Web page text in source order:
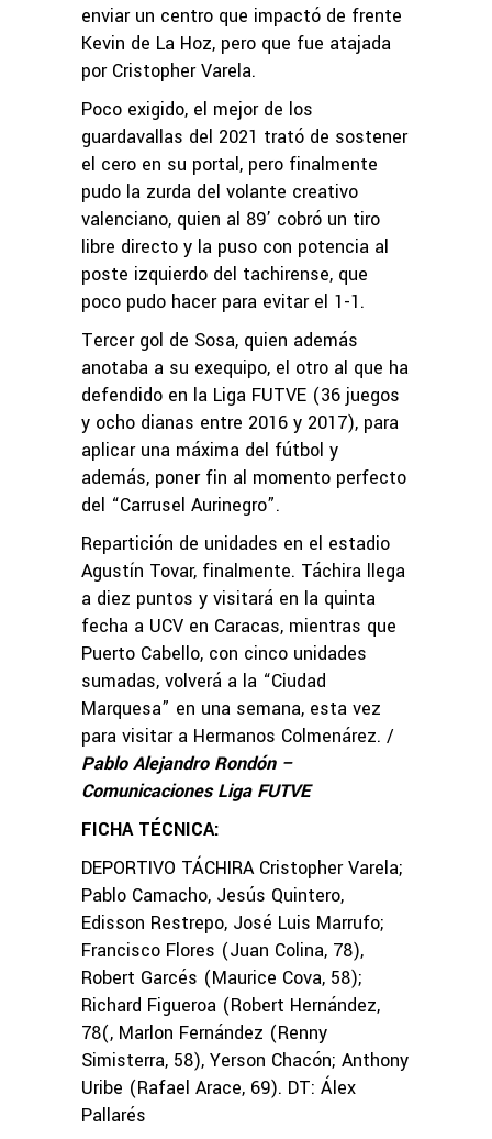
enviar un centro que impactó de frente
Kevin de La Hoz, pero que fue atajada
por Cristopher Varela.
Poco exigido, el mejor de los
guardavallas del 2021 trató de sostener
el cero en su portal, pero finalmente
pudo la zurda del volante creativo
valenciano, quien al 89’ cobró un tiro
libre directo y la puso con potencia al
poste izquierdo del tachirense, que
poco pudo hacer para evitar el 1-1.
Tercer gol de Sosa, quien además
anotaba a su exequipo, el otro al que ha
defendido en la Liga FUTVE (36 juegos
y ocho dianas entre 2016 y 2017), para
aplicar una máxima del fútbol y
además, poner fin al momento perfecto
del “Carrusel Aurinegro”.
Repartición de unidades en el estadio
Agustín Tovar, finalmente. Táchira llega
a diez puntos y visitará en la quinta
fecha a UCV en Caracas, mientras que
Puerto Cabello, con cinco unidades
sumadas, volverá a la “Ciudad
Marquesa” en una semana, esta vez
para visitar a Hermanos Colmenárez. /
Pablo Alejandro Rondón –
Comunicaciones Liga FUTVE
FICHA TÉCNICA:
DEPORTIVO TÁCHIRA Cristopher Varela;
Pablo Camacho, Jesús Quintero,
Edisson Restrepo, José Luis Marrufo;
Francisco Flores (Juan Colina, 78),
Robert Garcés (Maurice Cova, 58);
Richard Figueroa (Robert Hernández,
78(, Marlon Fernández (Renny
Simisterra, 58), Yerson Chacón; Anthony
Uribe (Rafael Arace, 69). DT: Álex
Pallarés